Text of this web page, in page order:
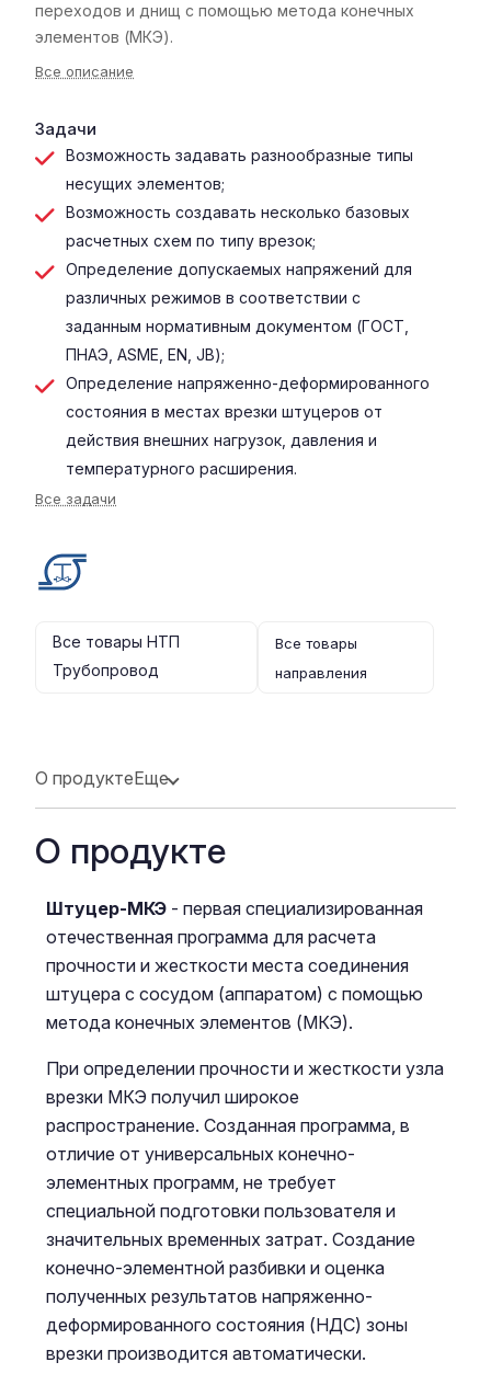
переходов и днищ с помощью метода конечных
элементов (МКЭ).
Все описание
Задачи
Возможность задавать разнообразные типы
несущих элементов;
Возможность создавать несколько базовых
расчетных схем по типу врезок;
Определение допускаемых напряжений для
различных режимов в соответствии с
заданным нормативным документом (ГОСТ,
ПНАЭ, ASME, EN, JB);
Определение напряженно-деформированного
состояния в местах врезки штуцеров от
действия внешних нагрузок, давления и
температурного расширения.
Все задачи
Все товары НТП
Трубопровод
Все товары
направления
О продуктеЕще
О продукте
Штуцер-МКЭ - первая специализированная
отечественная программа для расчета
прочности и жесткости места соединения
штуцера с сосудом (аппаратом) с помощью
метода конечных элементов (МКЭ).
При определении прочности и жесткости узла
врезки МКЭ получил широкое
распространение. Созданная программа, в
отличие от универсальных конечно-
элементных программ, не требует
специальной подготовки пользователя и
значительных временных затрат. Создание
конечно-элементной разбивки и оценка
полученных результатов напряженно-
деформированного состояния (НДС) зоны
врезки производится автоматически.